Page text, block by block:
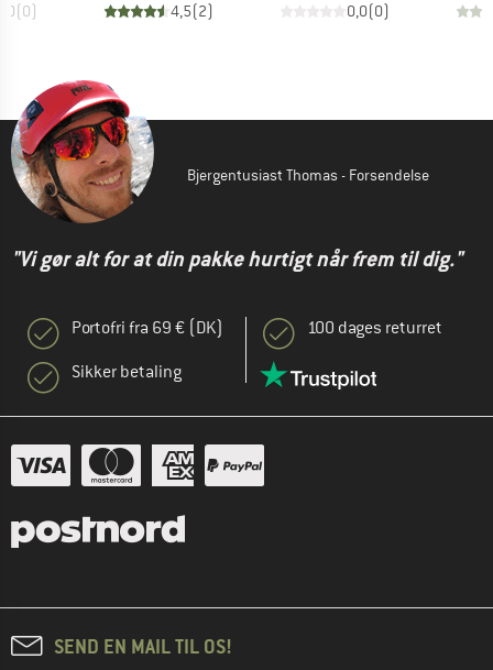
(0) 4,5(2) 0,0(0)
Bjergentusiast Thomas - Forsendelse
"Vi gør alt for at din pakke hurtigt når frem til dig."
Portofri fra 69 € (DK)
Sikker betaling
100 dages returret
SEND EN MAIL TIL OS!